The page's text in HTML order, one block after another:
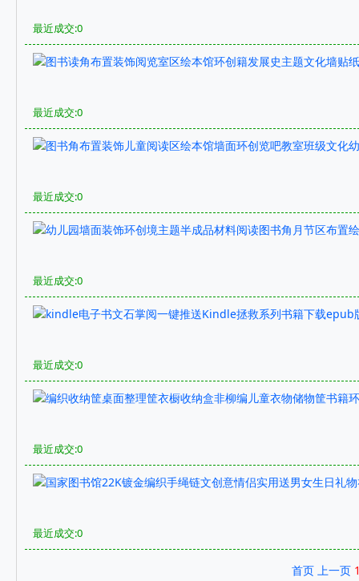
最近成交:0
最近成交:0
最近成交:0
最近成交:0
最近成交:0
最近成交:0
最近成交:0
首页 上一页